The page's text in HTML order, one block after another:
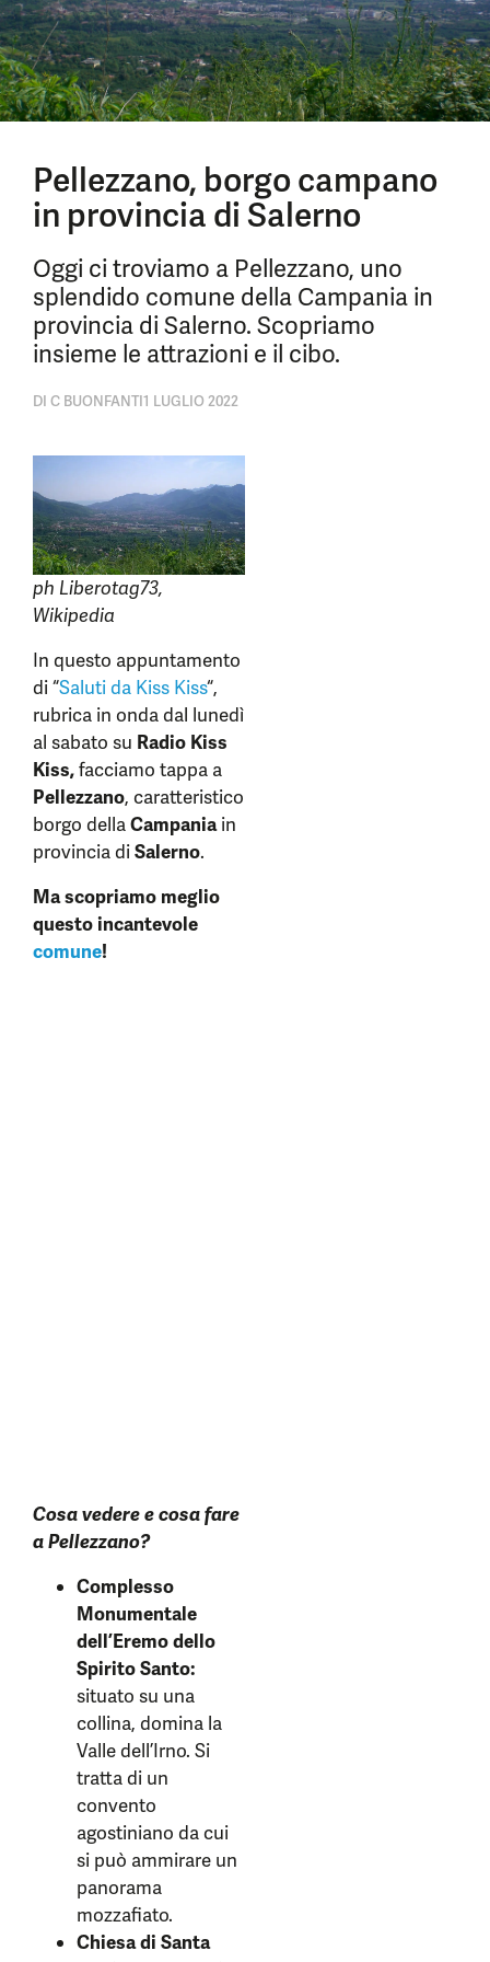
Pellezzano, borgo campano
in provincia di Salerno
Oggi ci troviamo a Pellezzano, uno
splendido comune della Campania in
provincia di Salerno. Scopriamo
insieme le attrazioni e il cibo.
DI C BUONFANTI1 LUGLIO 2022
ph Liberotag73,
Wikipedia
In questo appuntamento
di “Saluti da Kiss Kiss“,
rubrica in onda dal lunedì
al sabato su Radio Kiss
Kiss,facciamo tappa a
Pellezzano, caratteristico
borgo dellaCampaniain
provincia diSalerno.
Ma scopriamo meglio
questo incantevole
comune!
Cosa vedere e cosa fare
a Pellezzano?
Complesso
Monumentale
dell’Eremo dello
Spirito Santo:
situato su una
collina, domina la
Valle dell’Irno. Si
tratta di un
convento
agostiniano da cui
si può ammirare un
panorama
mozzafiato.
Chiesa di Santa